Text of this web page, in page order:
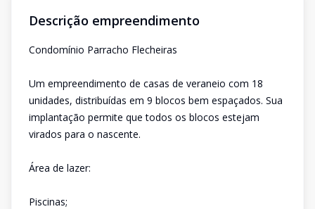
Descrição empreendimento
Condomínio Parracho Flecheiras
Um empreendimento de casas de veraneio com 18
unidades, distribuídas em 9 blocos bem espaçados. Sua
implantação permite que todos os blocos estejam
virados para o nascente.
Área de lazer:
Piscinas;